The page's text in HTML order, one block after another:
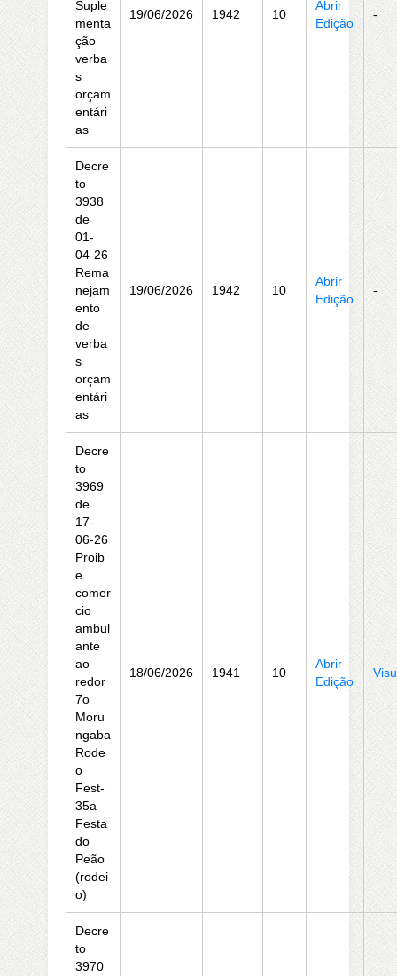
Suple
menta
ção
verba
s
orçam
entári
as
19/06/2026 1942 10
Abrir
Edição
-
Decre
to
3938
de
01-
04-26
Rema
nejam
ento
de
verba
s
orçam
entári
as
19/06/2026 1942 10
Abrir
Edição
-
Decre
to
3969
de
17-
06-26
Proib
e
comer
cio
ambul
ante
ao
redor
7o
Moru
ngaba
Rode
o
Fest-
35a
Festa
do
Peão
(rodei
o)
18/06/2026 1941 10
Abrir
Edição
Decre
to
3970